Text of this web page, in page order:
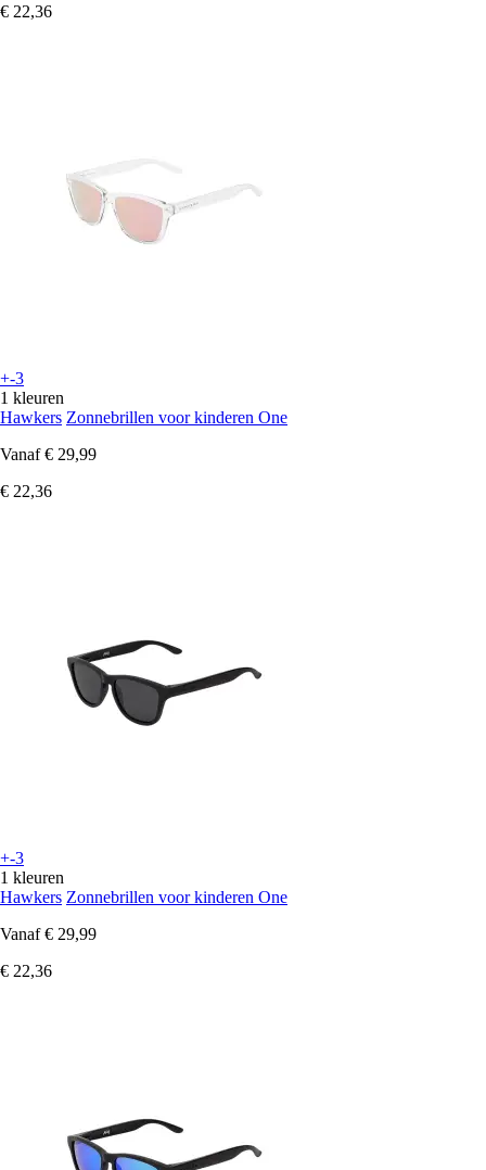
€ 22,36
+-3
1 kleuren
Hawkers Zonnebrillen voor kinderen One
Vanaf € 29,99
€ 22,36
+-3
1 kleuren
Hawkers Zonnebrillen voor kinderen One
Vanaf € 29,99
€ 22,36